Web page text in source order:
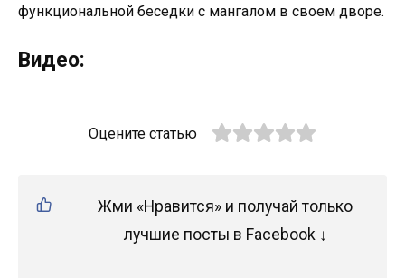
функциональной беседки с мангалом в своем дворе.
Видео:
Оцените статью
Жми «Нравится» и получай только
лучшие посты в Facebook ↓